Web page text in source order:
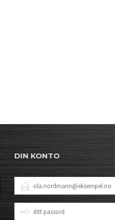
DIN KONTO
POSTADRESSE
PASSORD